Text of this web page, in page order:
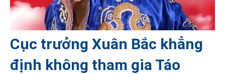
Cục trưởng Xuân Bắc khẳng
định không tham gia Táo